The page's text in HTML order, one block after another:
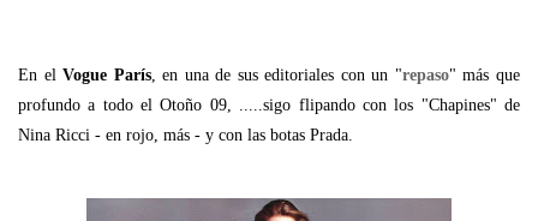
En elVogue París, en una de sus editoriales con un "repaso" más que
profundo a todo el Otoño 09, .....sigo flipando con los "Chapines" de
Nina Ricci - en rojo, más - y con las botas Prada.